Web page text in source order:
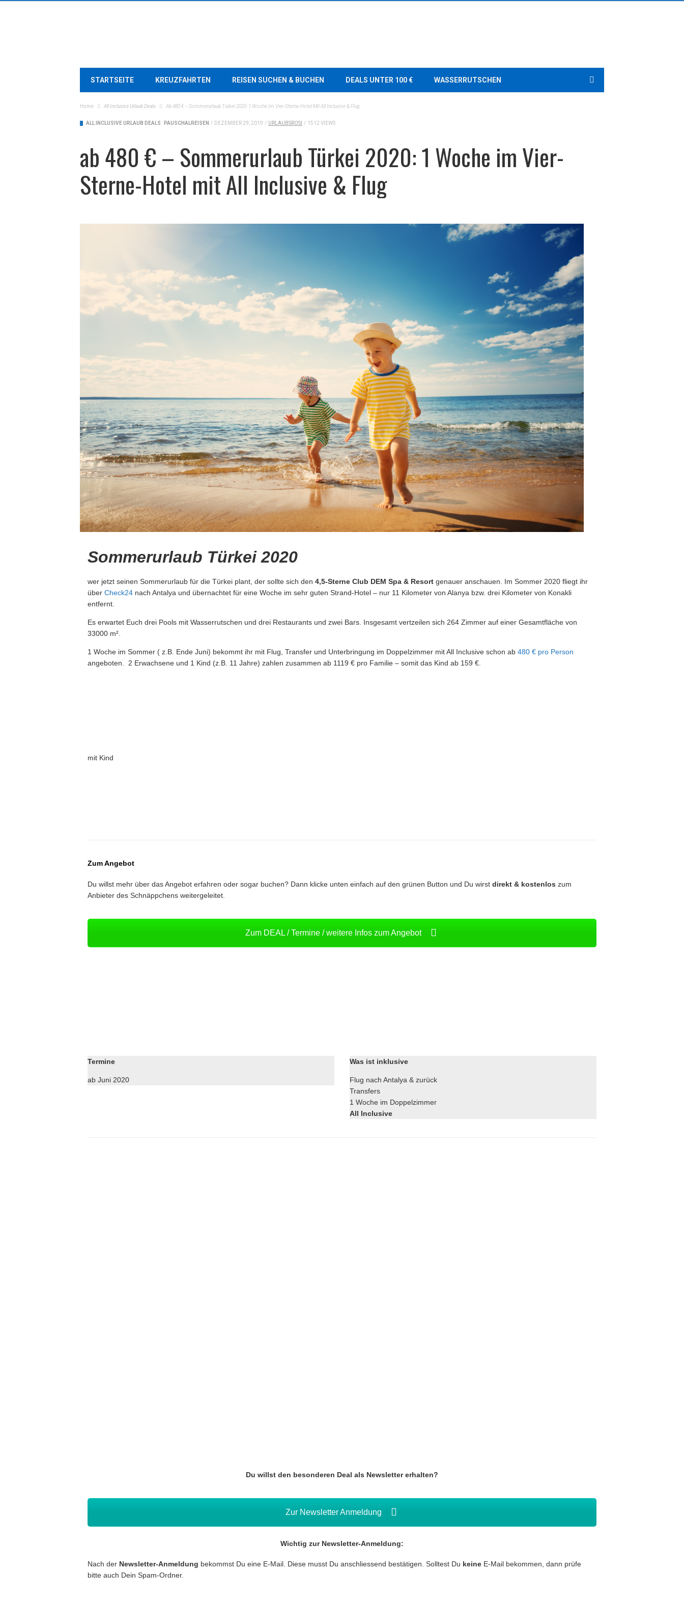
STARTSEITE KREUZFAHRTEN REISEN SUCHEN & BUCHEN DEALS UNTER 100 € WASSERRUTSCHEN
Home All Inclusive Urlaub Deals Ab 480 € – Sommerurlaub Türkei 2020: 1 Woche Im Vier-Sterne-Hotel Mit All Inclusive & Flug
ALL INCLUSIVE URLAUB DEALS PAUSCHALREISEN / DEZEMBER 29, 2019 / URLAUBSROSI / 1512 VIEWS
ab 480 € – Sommerurlaub Türkei 2020: 1 Woche im Vier-
Sterne-Hotel mit All Inclusive & Flug
Sommerurlaub Türkei 2020
wer jetzt seinen Sommerurlaub für die Türkei plant, der sollte sich den 4,5-Sterne Club DEM Spa & Resort genauer anschauen. Im Sommer 2020 fliegt ihr
über Check24 nach Antalya und übernachtet für eine Woche im sehr guten Strand-Hotel – nur 11 Kilometer von Alanya bzw. drei Kilometer von Konakli
entfernt.
Es erwartet Euch drei Pools mit Wasserrutschen und drei Restaurants und zwei Bars. Insgesamt vertzeilen sich 264 Zimmer auf einer Gesamtfläche von
33000 m².
1 Woche im Sommer ( z.B. Ende Juni) bekommt ihr mit Flug, Transfer und Unterbringung im Doppelzimmer mit All Inclusive schon ab 480 € pro Person
angeboten. 2 Erwachsene und 1 Kind (z.B. 11 Jahre) zahlen zusammen ab 1119 € pro Familie – somit das Kind ab 159 €.
mit Kind
Zum Angebot
Du willst mehr über das Angebot erfahren oder sogar buchen? Dann klicke unten einfach auf den grünen Button und Du wirst direkt & kostenlos zum
Anbieter des Schnäppchens weitergeleitet.
Zum DEAL / Termine / weitere Infos zum Angebot
Termine
ab Juni 2020
Was ist inklusive
Flug nach Antalya & zurück
Transfers
1 Woche im Doppelzimmer
All Inclusive
Du willst den besonderen Deal als Newsletter erhalten?
Zur Newsletter Anmeldung
Wichtig zur Newsletter-Anmeldung:
Nach der Newsletter-Anmeldung bekommst Du eine E-Mail. Diese musst Du anschliessend bestätigen. Solltest Du keine E-Mail bekommen, dann prüfe
bitte auch Dein Spam-Ordner.